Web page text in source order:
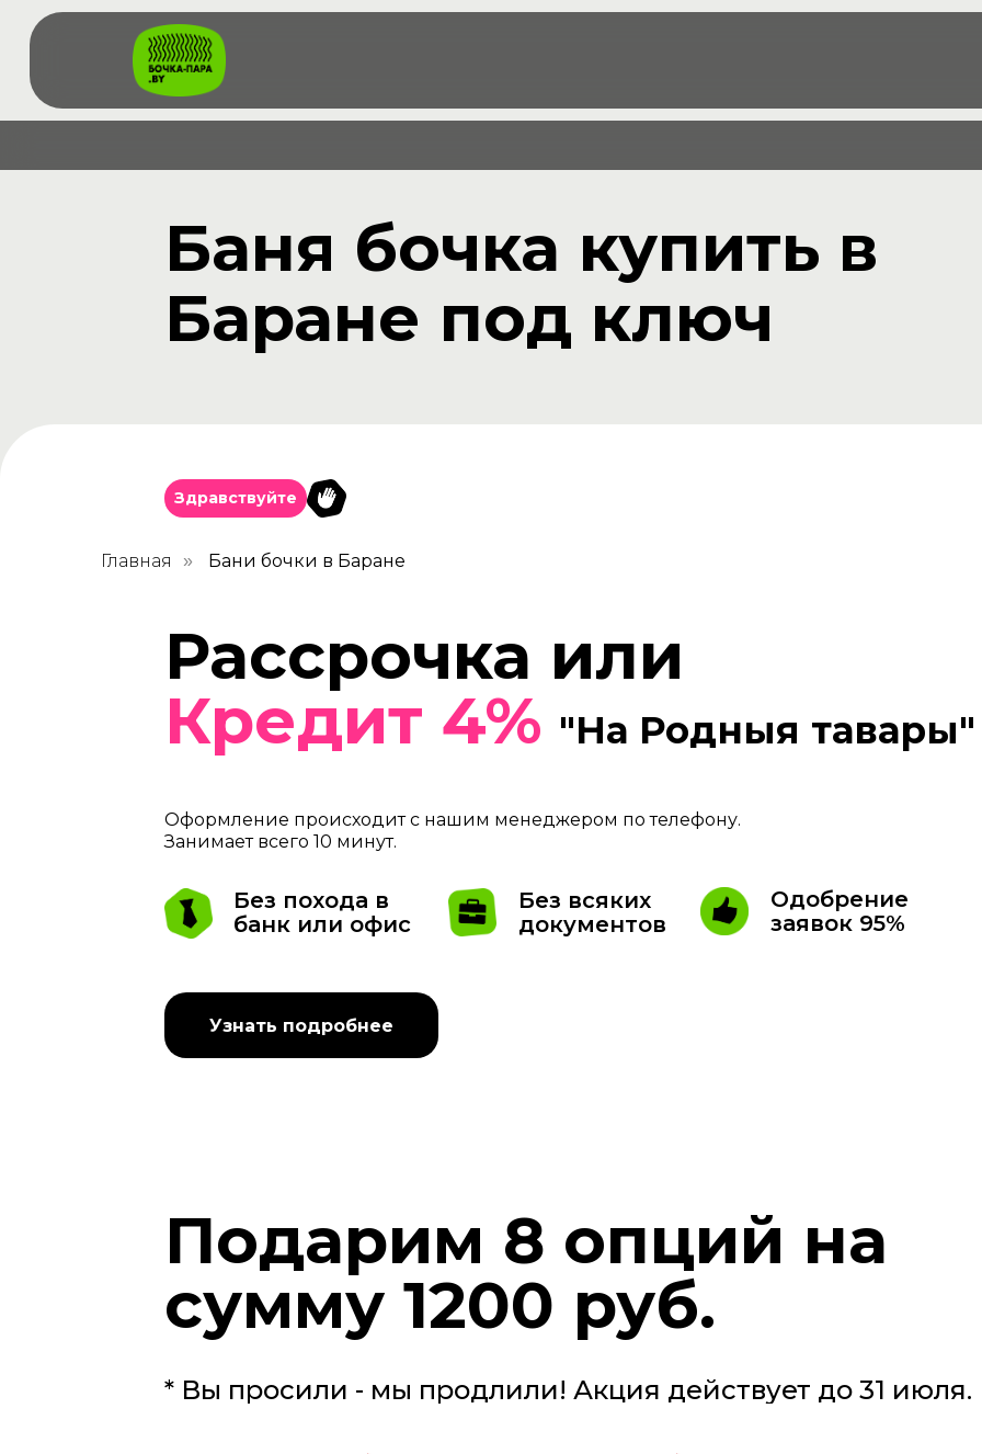
Баня бочка купить в
Баране под ключ
Здравствуйте
Главная » Бани бочки в Баране
Рассрочка или
Кредит 4% "На Родныя тавары"
Без похода в
банк или офис
Оформление происходит с нашим менеджером по телефону.
Занимает всего 10 минут.
Без всяких
документов
Одобрение
заявок 95%
Узнать подробнее
Подарим 8 опций на
сумму 1200 руб.
* Вы просили - мы продлили! Акция действует до 31 июля.